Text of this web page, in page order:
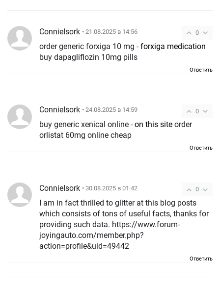
0
ConnieIsork • 21.08.2025 в 14:56
order generic forxiga 10 mg -forxiga medication
buy dapagliflozin 10mg pills
Ответить
0
ConnieIsork • 24.08.2025 в 14:59
buy generic xenical online -on this site order
orlistat 60mg online cheap
Ответить
0
ConnieIsork • 30.08.2025 в 01:42
I am in fact thrilled to glitter at this blog posts
which consists of tons of useful facts, thanks for
providing such data. https://www.forum-
joyingauto.com/member.php?
action=profile&uid=49442
Ответить